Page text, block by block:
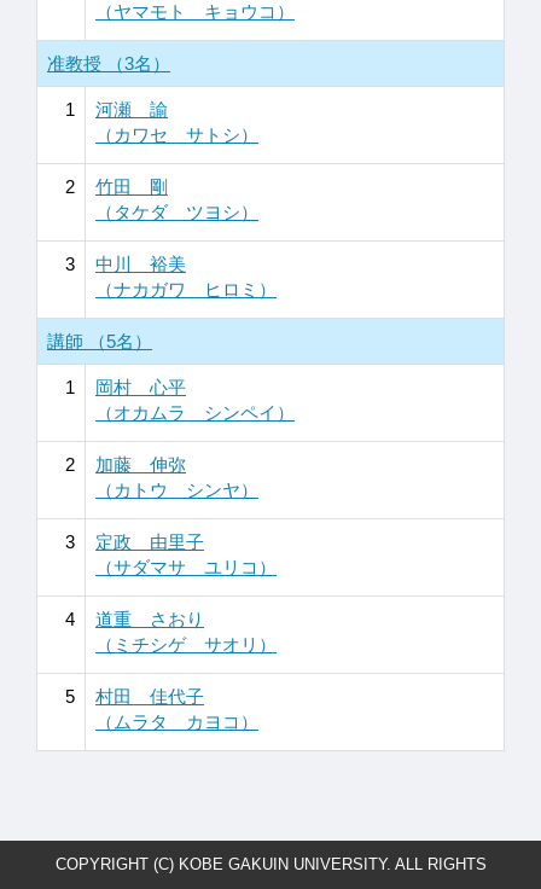
（ヤマモト キョウコ）
准教授 （3名）
1
河瀬 諭
（カワセ サトシ）
2
竹田 剛
（タケダ ツヨシ）
3
中川 裕美
（ナカガワ ヒロミ）
講師 （5名）
1
岡村 心平
（オカムラ シンペイ）
2
加藤 伸弥
（カトウ シンヤ）
3
定政 由里子
（サダマサ ユリコ）
4
道重 さおり
（ミチシゲ サオリ）
5
村田 佳代子
（ムラタ カヨコ）
COPYRIGHT (C) KOBE GAKUIN UNIVERSITY. ALL RIGHTS